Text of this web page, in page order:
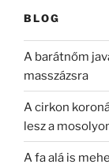
BLOG
A barátnőm
masszázsra
A cirkon
lesz a
A fa alá is